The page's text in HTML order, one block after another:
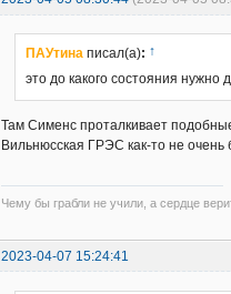
ПАУтина писал(а): ↑
это до какого состояния нужно
Там Сименс проталкивает
Вильнюсская ГРЭС как-то не
Чему бы грабли не учили, а сердце
2023-04-07 15:24:41